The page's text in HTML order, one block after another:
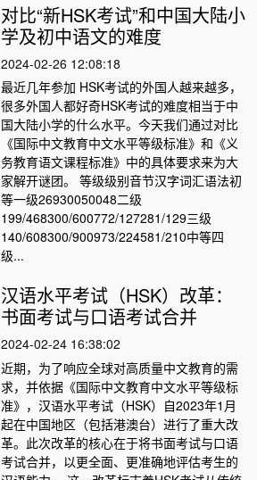
对比“新HSK考试”和中国大陆小
学及初中语文的难度
2024-02-26 12:08:18
最近几年参加 HSK考试的外国人越来越多，
很多外国人都好奇HSK考试的难度相当于中
国大陆小学的什么水平。今天我们通过对比
《国际中文教育中文水平等级标准》和《义
务教育语文课程标准》中的具体要求来为大
家解开谜团。 等级级别音节汉字词汇语法初
等一级26930050048二级
199/468300/600772/127281/129三级
140/608300/900973/224581/210中等四
级...
汉语水平考试（HSK）改革：
书面考试与口语考试合并
2024-02-24 16:38:02
近期，为了响应全球对高质量中文教育的需
求，并依据《国际中文教育中文水平等级标
准》，汉语水平考试（HSK）自2023年1月
起在中国地区（包括港澳台）进行了重大改
革。此次改革的核心在于将书面考试与口语
考试合并，以更全面、更准确地评估考生的